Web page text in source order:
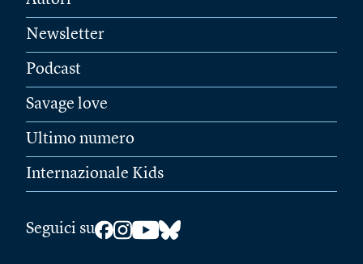
Newsletter
Podcast
Savage love
Ultimo numero
Internazionale Kids
Seguici su